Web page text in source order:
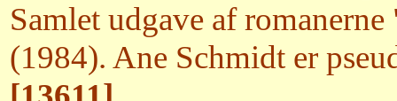
Samlet udgave af
(1984). Ane Schmidt er